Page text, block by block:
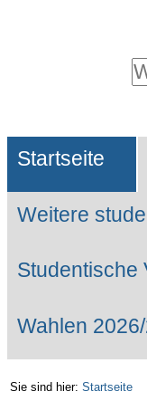
Website
Suche…
Sektionen
Startseite
Weitere
Studentische
Wahlen
Sie sind hier: Startseite